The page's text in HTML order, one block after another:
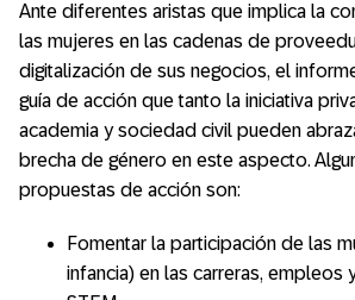
Ante diferentes aristas que implica la
las mujeres en las cadenas de
digitalización de sus negocios, el
guía de acción que tanto la iniciativa
academia y sociedad civil pueden
brecha de género en este aspecto.
propuestas de acción son:
Fomentar la participación de las
infancia) en las carreras, empleos